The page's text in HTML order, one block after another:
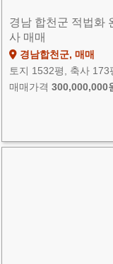
경남 합천군 적법화
사 매매
경남합천군, 매매
토지 1532평, 축사 173
매매가격 300,000,000